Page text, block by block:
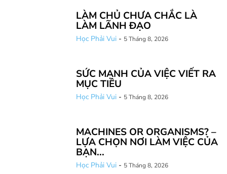
LÀM CHỦ CHƯA CHẮC LÀ
LÀM LÃNH ĐẠO
Học Phải Vui - 5 Tháng 8, 2026
SỨC MẠNH CỦA VIỆC VIẾT RA
MỤC TIÊU
Học Phải Vui - 5 Tháng 8, 2026
MACHINES OR ORGANISMS? –
LỰA CHỌN NƠI LÀM VIỆC CỦA
BẠN...
Học Phải Vui - 5 Tháng 8, 2026